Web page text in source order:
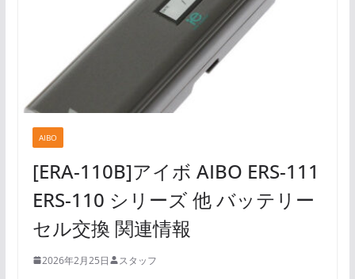
AIBO
[ERA-110B]アイボ AIBO ERS-111
ERS-110 シリーズ 他 バッテリー
セル交換 関連情報
2026年2月25日 スタッフ